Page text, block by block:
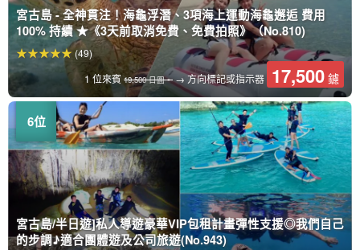
宮古島 - 全神貫注！海龜浮潛、3項海上運動海龜邂逅 費用
100% 持續 ★《3天前取消免費、免費拍照》（No.810)
1 位來賓 19,500 日圓。→ 方向標記或指示器 17,500 鑢
(49)
宮古島/半日遊]私人導遊豪華VIP包租計畫彈性支援◎我們自己
的步調♪適合團體遊及公司旅遊(No.943)